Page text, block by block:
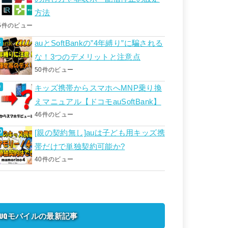
方法
のビュー
auとSoftBankの”4年縛り”に騙される
な！3つのデメリットと注意点
50件のビュー
キッズ携帯からスマホへMNP乗り換
えマニュアル【ドコモauSoftBank】
46件のビュー
[親の契約無し]auは子ども用キッズ携
帯だけで単独契約可能か?
40件のビュー
モバイルの最新記事